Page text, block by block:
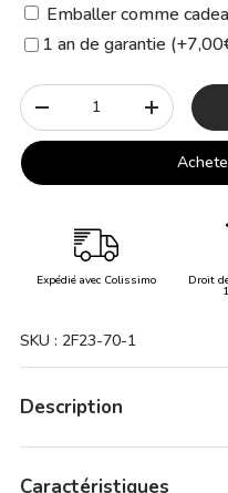
Emballer comme
1 an de garantie
Qté
-
+
Expédié avec Colissimo Droit
SKU : 2F23-70-1
Description
Caractéristiques